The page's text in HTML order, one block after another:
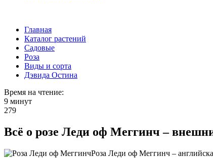
Главная
Каталог растений
Садовые
Роза
Виды и сорта
Дэвида Остина
Время на чтение:
9 минут
279
Всё о розе Леди оф Меггинч –
Роза Леди оф Меггинч –